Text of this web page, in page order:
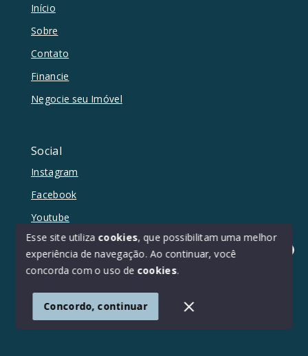
Olá! Estamos disponíveis para te ajudar.
Início
Sobre
Contato
Financie
Negocie seu Imóvel
Social
Instagram
Facebook
Youtube
© Copyright 2026 - Duetto Imóveis - Todos os direitos
SITE PARA IMOBILIARIA
Esse site utiliza cookies, que possibilitam uma melhor
experiência de navegação. Ao continuar, você
concorda com o uso de cookies.
Concordo, continuar